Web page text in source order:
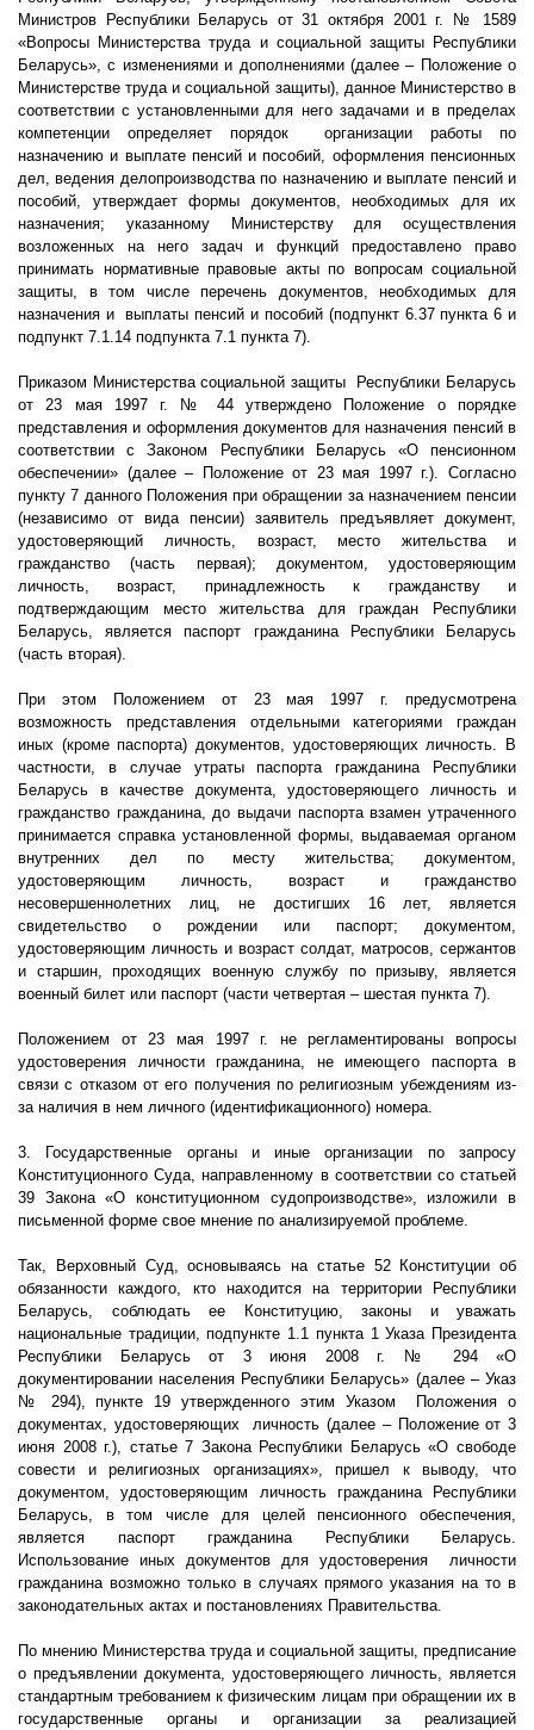
Министров Республики Беларусь от 31 октября 2001 г. № 1589
«Вопросы Министерства труда и социальной защиты Республики
Беларусь», с изменениями и дополнениями (далее – Положение о
Министерстве труда и социальной защиты), данное Министерство в
соответствии с установленными для него задачами и в пределах
компетенции определяет порядок
организации работы по
назначению и выплате пенсий и пособий, оформления пенсионных
дел, ведения делопроизводства по назначению и выплате пенсий и
пособий, утверждает формы документов, необходимых для их
назначения; указанному Министерству для осуществления
возложенных на него задач и функций предоставлено право
принимать нормативные правовые акты по вопросам социальной
защиты, в том числе перечень документов, необходимых для
назначения и
выплаты пенсий и пособий (подпункт 6.37 пункта 6 и
подпункт 7.1.14 подпункта 7.1 пункта 7).
Приказом Министерства социальной защиты
Республики Беларусь
от 23 мая 1997 г. № 44 утверждено Положение о порядке
представления и оформления документов для назначения пенсий в
соответствии с Законом Республики Беларусь «О пенсионном
обеспечении» (далее – Положение от 23 мая 1997 г.). Согласно
пункту 7 данного Положения при обращении за назначением пенсии
(независимо от вида пенсии) заявитель предъявляет документ,
удостоверяющий личность, возраст, место жительства и
гражданство (часть первая); документом, удостоверяющим
личность, возраст, принадлежность к гражданству и
подтверждающим место жительства для граждан Республики
Беларусь, является паспорт гражданина Республики Беларусь
(часть вторая).
При этом Положением от 23 мая 1997 г. предусмотрена
возможность представления отдельными категориями граждан
иных (кроме паспорта) документов, удостоверяющих личность. В
частности, в случае утраты паспорта гражданина Республики
Беларусь в качестве документа, удостоверяющего личность и
гражданство гражданина, до выдачи паспорта взамен утраченного
принимается справка установленной формы, выдаваемая органом
внутренних дел по месту жительства; документом,
удостоверяющим личность, возраст и гражданство
несовершеннолетних лиц, не достигших 16 лет, является
свидетельство о рождении или паспорт; документом,
удостоверяющим личность и возраст солдат, матросов, сержантов
и старшин, проходящих военную службу по призыву, является
военный билет или паспорт (части четвертая – шестая пункта 7).
Положением от 23 мая 1997 г. не регламентированы вопросы
удостоверения личности гражданина, не имеющего паспорта в
связи с отказом от его получения по религиозным убеждениям из-
за наличия в нем личного (идентификационного) номера.
3. Государственные органы и иные организации по запросу
Конституционного Суда, направленному в соответствии со статьей
39 Закона «О конституционном судопроизводстве», изложили в
письменной форме свое мнение по анализируемой проблеме.
Так, Верховный Суд, основываясь на статье 52 Конституции об
обязанности каждого, кто находится на территории Республики
Беларусь, соблюдать ее Конституцию, законы и уважать
национальные традиции, подпункте 1.1 пункта 1 Указа Президента
Республики Беларусь от 3 июня 2008 г. № 294 «О
документировании населения Республики Беларусь» (далее – Указ
№ 294), пункте 19 утвержденного этим Указом
Положения о
документах, удостоверяющих
личность (далее – Положение от 3
июня 2008 г.), статье 7 Закона Республики Беларусь «О свободе
совести и религиозных организациях», пришел к выводу, что
документом, удостоверяющим личность гражданина Республики
Беларусь, в том числе для целей пенсионного обеспечения,
является паспорт гражданина Республики Беларусь.
Использование иных документов для удостоверения
личности
гражданина возможно только в случаях прямого указания на то в
законодательных актах и постановлениях Правительства.
По мнению Министерства труда и социальной защиты, предписание
о предъявлении документа, удостоверяющего личность, является
стандартным требованием к физическим лицам при обращении их в
государственные органы и организации за реализацией